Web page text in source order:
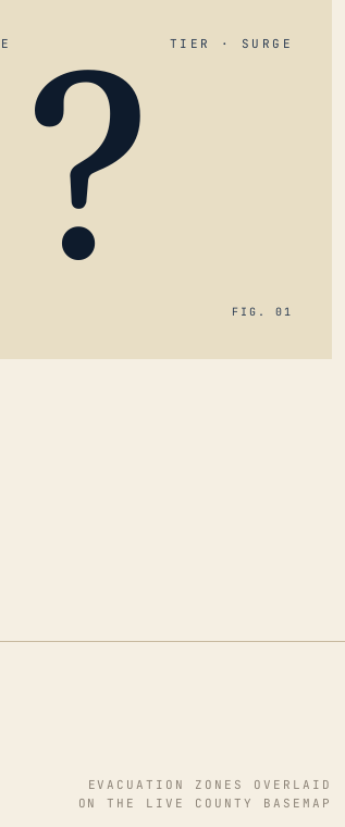
TIER · SURGE
? FIG. 01
EVACUATION ZONES OVERLAID
ON THE LIVE COUNTY BASEMAP